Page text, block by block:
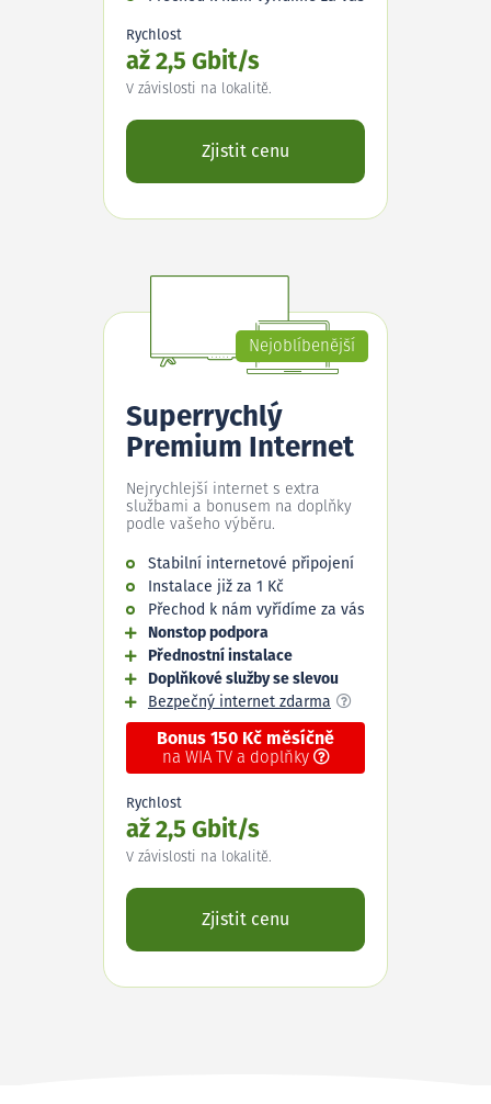
Rychlost
až 2,5 Gbit/s
V závislosti na lokalitě.
Zjistit cenu
Nejoblíbenější
Superrychlý
Premium Internet
Nejrychlejší internet s extra
službami a bonusem na doplňky
podle vašeho výběru.
Stabilní internetové připojení
Instalace již za 1 Kč
Přechod k nám vyřídíme za vás
Nonstop podpora
Přednostní instalace
Doplňkové služby se slevou
Bezpečný internet zdarma
Bonus 150 Kč měsíčně
na WIA TV a doplňky
Rychlost
až 2,5 Gbit/s
V závislosti na lokalitě.
Zjistit cenu